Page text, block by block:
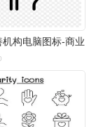
构电脑图标-商业